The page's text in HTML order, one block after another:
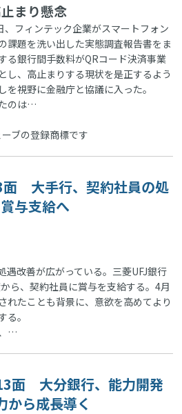
まり懸念
フィンテック企業がスマートフォン
課題を洗い出した実態調査報告書をま
る銀行間手数料がQRコード決済事業
し、高止まりする現状を是正するよう
を視野に金融庁と協議に入った。
のは…
ブの登録商標です
大手行、契約社員の処
与支給へ
改善が広がっている。三菱UFJ銀行
ら、契約社員に賞与を支給する。4月
れたことも背景に、意欲を高めてより
。
…
面 大分銀行、能力開発
から成長導く